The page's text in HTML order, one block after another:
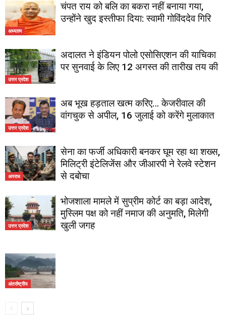
अध्यात्म
चंपत राय को बलि का बकरा नहीं बनाया गया,
उन्होंने खुद इस्तीफा दिया: स्वामी गोविंददेव गिरि
उत्तर प्रदेश
अदालत ने इंडियन पोलो एसोसिएशन की याचिका
पर सुनवाई के लिए 12 अगस्त की तारीख तय की
उत्तर प्रदेश
अब भूख हड़ताल खत्म करिए… केजरीवाल की
वांगचुक से अपील, 16 जुलाई को करेंगे मुलाकात
अपराध
सेना का फर्जी अधिकारी बनकर घूम रहा था शख्स,
मिलिट्री इंटेलिजेंस और जीआरपी ने रेलवे स्टेशन
से दबोचा
उत्तर प्रदेश
भोजशाला मामले में सुप्रीम कोर्ट का बड़ा आदेश,
मुस्लिम पक्ष को नहीं नमाज की अनुमति, मिलेगी
खुली जगह
अंतर्राष्ट्रीय